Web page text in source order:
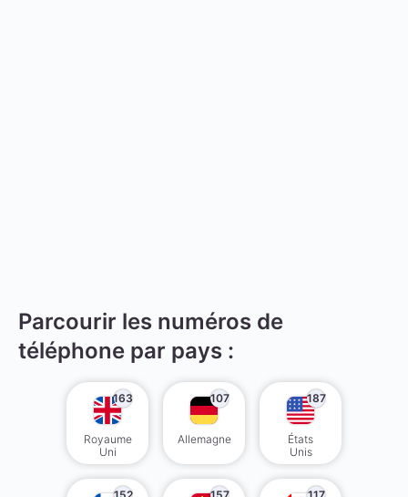
Parcourir les numéros de
téléphone par pays :
163
Royaume
Uni
107
Allemagne
187
États
Unis